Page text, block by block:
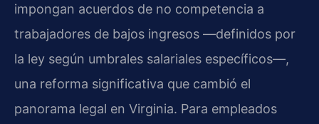
impongan acuerdos de no competencia a
trabajadores de bajos ingresos —definidos por
la ley según umbrales salariales específicos—,
una reforma significativa que cambió el
panorama legal en Virginia. Para empleados